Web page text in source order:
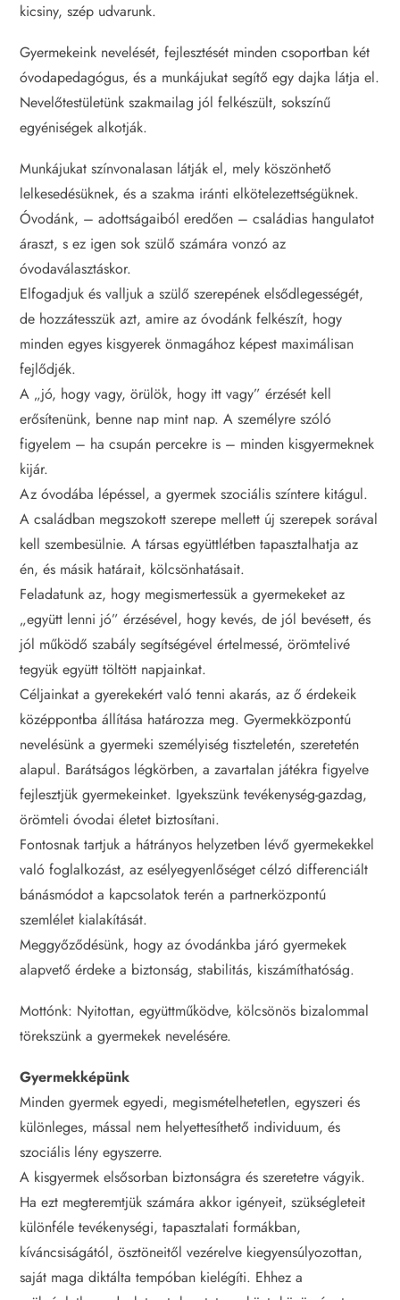
kicsiny, szép udvarunk.
Gyermekeink nevelését, fejlesztését minden csoportban két
óvodapedagógus, és a munkájukat segítő egy dajka látja el.
Nevelőtestületünk szakmailag jól felkészült, sokszínű
egyéniségek alkotják.
Munkájukat színvonalasan látják el, mely köszönhető
lelkesedésüknek, és a szakma iránti elkötelezettségüknek.
Óvodánk, – adottságaiból eredően – családias hangulatot
áraszt, s ez igen sok szülő számára vonzó az
óvodaválasztáskor.
Elfogadjuk és valljuk a szülő szerepének elsődlegességét,
de hozzátesszük azt, amire az óvodánk felkészít, hogy
minden egyes kisgyerek önmagához képest maximálisan
fejlődjék.
A „jó, hogy vagy, örülök, hogy itt vagy” érzését kell
erősítenünk, benne nap mint nap. A személyre szóló
figyelem – ha csupán percekre is – minden kisgyermeknek
kijár.
Az óvodába lépéssel, a gyermek szociális színtere kitágul.
A családban megszokott szerepe mellett új szerepek sorával
kell szembesülnie. A társas együttlétben tapasztalhatja az
én, és másik határait, kölcsönhatásait.
Feladatunk az, hogy megismertessük a gyermekeket az
„együtt lenni jó” érzésével, hogy kevés, de jól bevésett, és
jól működő szabály segítségével értelmessé, örömtelivé
tegyük együtt töltött napjainkat.
Céljainkat a gyerekekért való tenni akarás, az ő érdekeik
középpontba állítása határozza meg. Gyermekközpontú
nevelésünk a gyermeki személyiség tiszteletén, szeretetén
alapul. Barátságos légkörben, a zavartalan játékra figyelve
fejlesztjük gyermekeinket. Igyekszünk tevékenység-gazdag,
örömteli óvodai életet biztosítani.
Fontosnak tartjuk a hátrányos helyzetben lévő gyermekekkel
való foglalkozást, az esélyegyenlőséget célzó differenciált
bánásmódot a kapcsolatok terén a partnerközpontú
szemlélet kialakítását.
Meggyőződésünk, hogy az óvodánkba járó gyermekek
alapvető érdeke a biztonság, stabilitás, kiszámíthatóság.
Mottónk: Nyitottan, együttműködve, kölcsönös bizalommal
törekszünk a gyermekek nevelésére.
Gyermekképünk
Minden gyermek egyedi, megismételhetetlen, egyszeri és
különleges, mással nem helyettesíthető individuum, és
szociális lény egyszerre.
A kisgyermek elsősorban biztonságra és szeretetre vágyik.
Ha ezt megteremtjük számára akkor igényeit, szükségleteit
különféle tevékenységi, tapasztalati formákban,
kíváncsiságától, ösztöneitől vezérelve kiegyensúlyozottan,
saját maga diktálta tempóban kielégíti. Ehhez a